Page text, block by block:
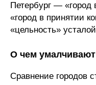
Петербург —
«город в принятии
«цельность»
О чем
Сравнение городов